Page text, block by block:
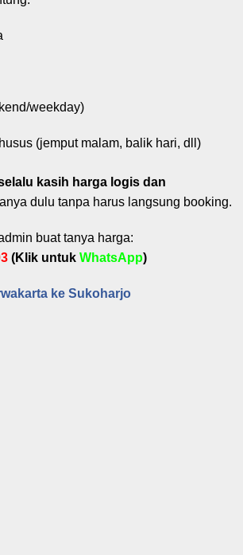
weekday)
(jemput malam, balik hari, dll)
kasih harga logis dan
dulu tanpa harus langsung booking.
buat tanya harga:
(Klik untuk WhatsApp)
ke Sukoharjo